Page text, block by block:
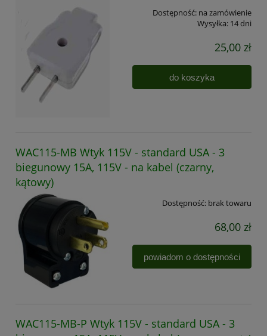
Dostępność: na zamówienie
Wysyłka: 14 dni
25,00 zł
do koszyka
WAC115-MB Wtyk 115V - standard USA - 3
biegunowy 15A, 115V - na kabel (czarny,
kątowy)
Dostępność: brak towaru
68,00 zł
powiadom o dostępności
WAC115-MB-P Wtyk 115V - standard USA - 3